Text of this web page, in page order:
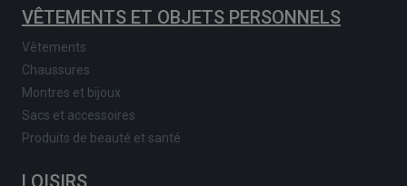
VÊTEMENTS ET OBJETS PERSONNELS
Vêtements
Chaussures
Montres et bijoux
Sacs et accessoires
Produits de beauté et santé
LOISIRS